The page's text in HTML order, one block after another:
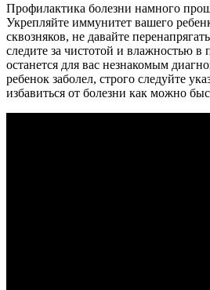
Профилактика болезни намного
Укрепляйте иммунитет вашего
сквозняков, не давайте
следите за чистотой и влажностью
останется для вас незнакомым
ребенок заболел, строго следуйте
избавиться от болезни как можно